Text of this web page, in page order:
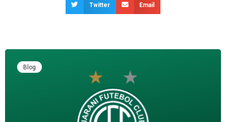
Twitter Email
Blog